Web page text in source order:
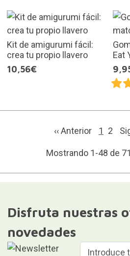
Kit de amigurumi fácil:
crea tu propio llavero
10,56€
Eat
‹‹ Anterior 1 2
Mostrando 1-48 de
Disfruta nuestras
novedades